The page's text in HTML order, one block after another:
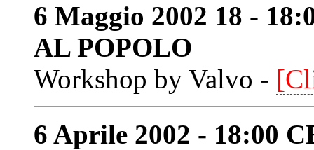
6 Maggio 2002 18 -
AL POPOLO
Workshop by Valvo -
6 Aprile 2002 - 18:00